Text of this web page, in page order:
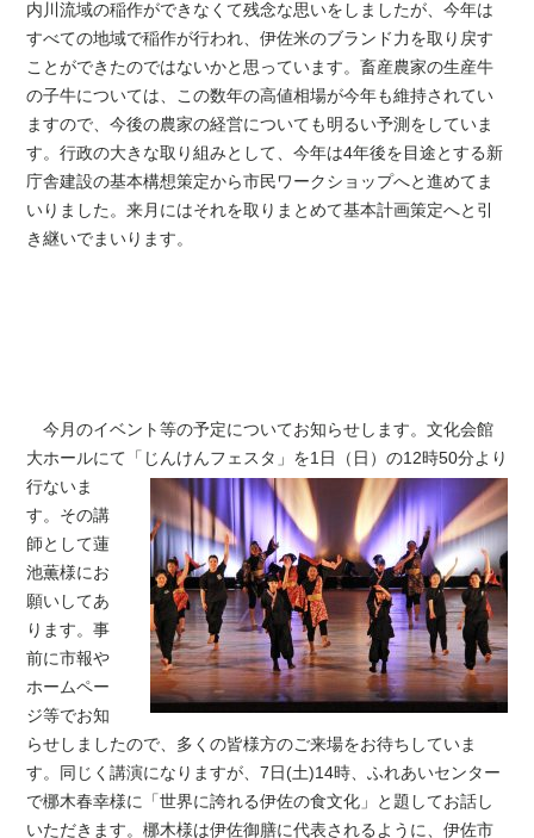
内川流域の稲作ができなくて残念な思いをしましたが、今年は
すべての地域で稲作が行われ、伊佐米のブランド力を取り戻す
ことができたのではないかと思っています。畜産農家の生産牛
の子牛については、この数年の高値相場が今年も維持されてい
ますので、今後の農家の経営についても明るい予測をしていま
す。行政の大きな取り組みとして、今年は4年後を目途とする新
庁舎建設の基本構想策定から市民ワークショップへと進めてま
いりました。来月にはそれを取りまとめて基本計画策定へと引
き継いでまいります。
今月のイベント等の予定についてお知らせします。文化会館
大ホールにて「じんけんフェスタ」 を1日（日）の12時50分より
行ないま
す。その講
師として蓮
池薫様にお
願いしてあ
ります。事
前に市報や
ホームペー
ジ等でお知
らせしましたので、多くの皆様方のご来場をお待ちしていま
す。同じく講演になりますが、7日(土)14時、ふれあいセンター
で梛木春幸様に「世界に誇れる伊佐の食文化」と題してお話し
いただきます。梛木様は伊佐御膳に代表されるように、伊佐市